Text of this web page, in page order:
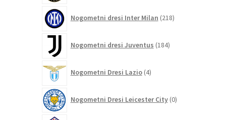
Nogometni dresi Inter Milan 218izdelkov
Nogometni dresi Juventus 184izdelkov
Nogometni Dresi Lazio 4izdelki
Nogometni Dresi Leicester City 0izdelkov